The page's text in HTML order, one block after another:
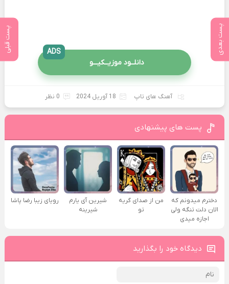
پست بعدی پست قبلی
دانلــود موزیــکیـــو
ADS
آهنگ های تاپ 18 آوریل 2024 0 نظر
پست های پیشنهادی
دخترم میدونم که
الان دلت تنگه ولی
اجازه میدی
من از صدای گريه
تو
شیرین آی یارم
شیرینه
رویای زیبا رضا پاشا
دیدگاه خود را بگذارید